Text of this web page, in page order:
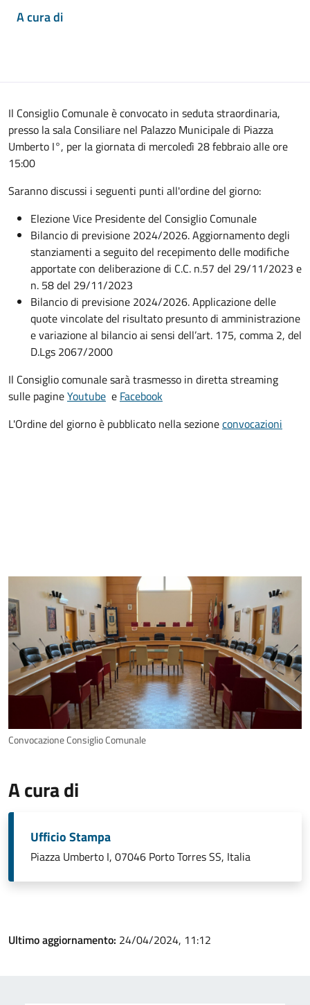
A cura di
Il Consiglio Comunale è convocato in seduta straordinaria,
presso la sala Consiliare nel Palazzo Municipale di Piazza
Umberto I°, per la giornata di mercoledì 28 febbraio alle ore
15:00
Saranno discussi i seguenti punti all'ordine del giorno:
Elezione Vice Presidente del Consiglio Comunale
Bilancio di previsione 2024/2026. Aggiornamento degli
stanziamenti a seguito del recepimento delle modifiche
apportate con deliberazione di C.C. n.57 del 29/11/2023 e
n. 58 del 29/11/2023
Bilancio di previsione 2024/2026. Applicazione delle
quote vincolate del risultato presunto di amministrazione
e variazione al bilancio ai sensi dell’art. 175, comma 2, del
D.Lgs 2067/2000
Il Consiglio comunale sarà trasmesso in diretta streaming
sulle pagineYoutube e Facebook
L'Ordine del giorno è pubblicato nella sezioneconvocazioni
Convocazione Consiglio Comunale
A cura di
Ufficio Stampa
Piazza Umberto I, 07046 Porto Torres SS, Italia
Ultimo aggiornamento: 24/04/2024, 11:12